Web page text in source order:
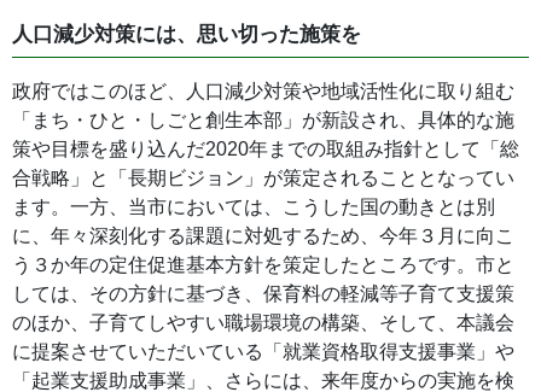
人口減少対策には、思い切った施策を
政府ではこのほど、人口減少対策や地域活性化に取り組む
「まち・ひと・しごと創生本部」が新設され、具体的な施
策や目標を盛り込んだ2020年までの取組み指針として「総
合戦略」と「長期ビジョン」が策定されることとなってい
ます。一方、当市においては、こうした国の動きとは別
に、年々深刻化する課題に対処するため、今年３月に向こ
う３か年の定住促進基本方針を策定したところです。市と
しては、その方針に基づき、保育料の軽減等子育て支援策
のほか、子育てしやすい職場環境の構築、そして、本議会
に提案させていただいている「就業資格取得支援事業」や
「起業支援助成事業」、さらには、来年度からの実施を検